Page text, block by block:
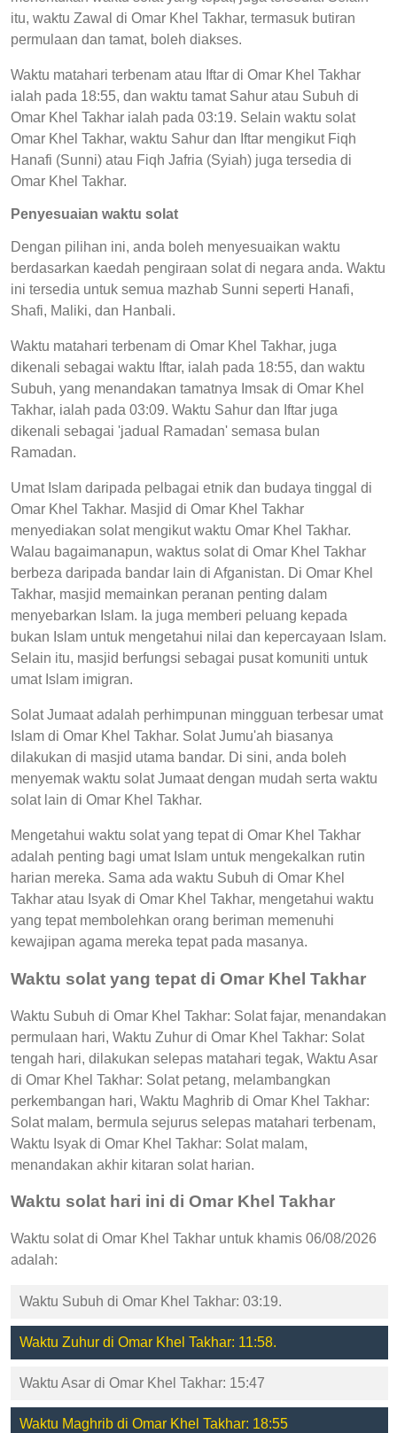
itu, waktu Zawal di Omar Khel Takhar, termasuk butiran
permulaan dan tamat, boleh diakses.
Waktu matahari terbenam atau Iftar di Omar Khel Takhar
ialah pada 18:55, dan waktu tamat Sahur atau Subuh di
Omar Khel Takhar ialah pada 03:19. Selain waktu solat
Omar Khel Takhar, waktu Sahur dan Iftar mengikut Fiqh
Hanafi (Sunni) atau Fiqh Jafria (Syiah) juga tersedia di
Omar Khel Takhar.
Penyesuaian waktu solat
Dengan pilihan ini, anda boleh menyesuaikan waktu
berdasarkan kaedah pengiraan solat di negara anda. Waktu
ini tersedia untuk semua mazhab Sunni seperti Hanafi,
Shafi, Maliki, dan Hanbali.
Waktu matahari terbenam di Omar Khel Takhar, juga
dikenali sebagai waktu Iftar, ialah pada 18:55, dan waktu
Subuh, yang menandakan tamatnya Imsak di Omar Khel
Takhar, ialah pada 03:09. Waktu Sahur dan Iftar juga
dikenali sebagai 'jadual Ramadan' semasa bulan
Ramadan.
Umat Islam daripada pelbagai etnik dan budaya tinggal di
Omar Khel Takhar. Masjid di Omar Khel Takhar
menyediakan solat mengikut waktu Omar Khel Takhar.
Walau bagaimanapun, waktus solat di Omar Khel Takhar
berbeza daripada bandar lain di Afganistan. Di Omar Khel
Takhar, masjid memainkan peranan penting dalam
menyebarkan Islam. Ia juga memberi peluang kepada
bukan Islam untuk mengetahui nilai dan kepercayaan Islam.
Selain itu, masjid berfungsi sebagai pusat komuniti untuk
umat Islam imigran.
Solat Jumaat adalah perhimpunan mingguan terbesar umat
Islam di Omar Khel Takhar. Solat Jumu'ah biasanya
dilakukan di masjid utama bandar. Di sini, anda boleh
menyemak waktu solat Jumaat dengan mudah serta waktu
solat lain di Omar Khel Takhar.
Mengetahui waktu solat yang tepat di Omar Khel Takhar
adalah penting bagi umat Islam untuk mengekalkan rutin
harian mereka. Sama ada waktu Subuh di Omar Khel
Takhar atau Isyak di Omar Khel Takhar, mengetahui waktu
yang tepat membolehkan orang beriman memenuhi
kewajipan agama mereka tepat pada masanya.
Waktu solat yang tepat di Omar Khel Takhar
Waktu Subuh di Omar Khel Takhar: Solat fajar, menandakan
permulaan hari, Waktu Zuhur di Omar Khel Takhar: Solat
tengah hari, dilakukan selepas matahari tegak, Waktu Asar
di Omar Khel Takhar: Solat petang, melambangkan
perkembangan hari, Waktu Maghrib di Omar Khel Takhar:
Solat malam, bermula sejurus selepas matahari terbenam,
Waktu Isyak di Omar Khel Takhar: Solat malam,
menandakan akhir kitaran solat harian.
Waktu solat hari ini di Omar Khel Takhar
Waktu solat di Omar Khel Takhar untuk khamis 06/08/2026
adalah:
Waktu Subuh di Omar Khel Takhar: 03:19.
Waktu Zuhur di Omar Khel Takhar: 11:58.
Waktu Asar di Omar Khel Takhar: 15:47
Waktu Maghrib di Omar Khel Takhar: 18:55